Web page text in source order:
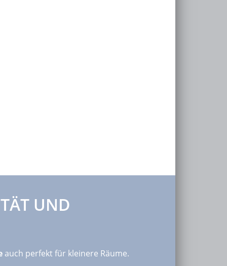
UND
auch perfekt für kleinere Räume.